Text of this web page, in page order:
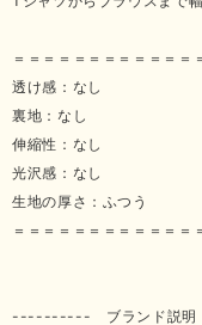
＝＝＝＝＝＝＝＝＝＝＝＝
透け感：なし
裏地：なし
伸縮性：なし
光沢感：なし
生地の厚さ：ふつう
＝＝＝＝＝＝＝＝＝＝＝＝
---------- ブランド説